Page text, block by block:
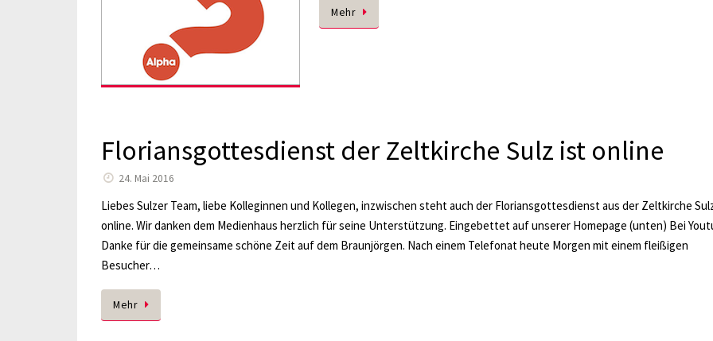
Mehr
Floriansgottesdienst der Zeltkirche Sulz ist online
24. Mai 2016
Liebes Sulzer Team, liebe Kolleginnen und Kollegen, inzwischen steht auch der Floriansgottesdienst aus der Zeltkirche
online. Wir danken dem Medienhaus herzlich für seine Unterstützung. Eingebettet auf unserer Homepage (unten) Bei
Danke für die gemeinsame schöne Zeit auf dem Braunjörgen. Nach einem Telefonat heute Morgen mit einem fleißigen
Besucher…
Mehr